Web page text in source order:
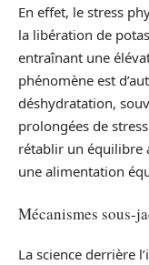
En effet, le stress
la libération de
entraînant une
phénomène est
déshydratation,
prolongées de
rétablir un équilibre
une alimentation
Mécanismes sous-
La science derrière